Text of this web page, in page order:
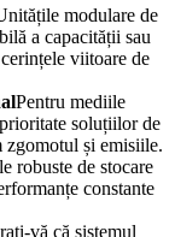
modulare de
a capacității sau
viitoare de
Pentru mediile
soluțiilor de
zgomotul și emisiile.
robuste de stocare
constante
vă că sistemul